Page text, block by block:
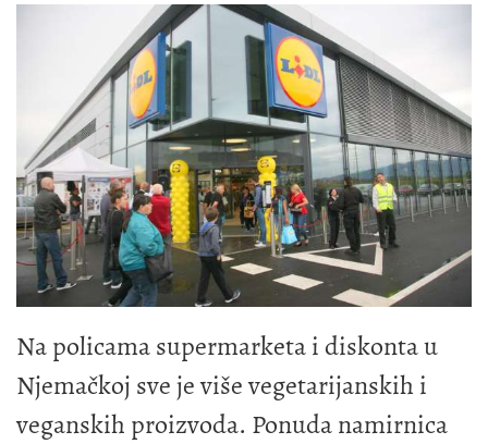
Na policama supermarketa i diskonta u
Njemačkoj sve je više vegetarijanskih i
veganskih proizvoda. Ponuda namirnica